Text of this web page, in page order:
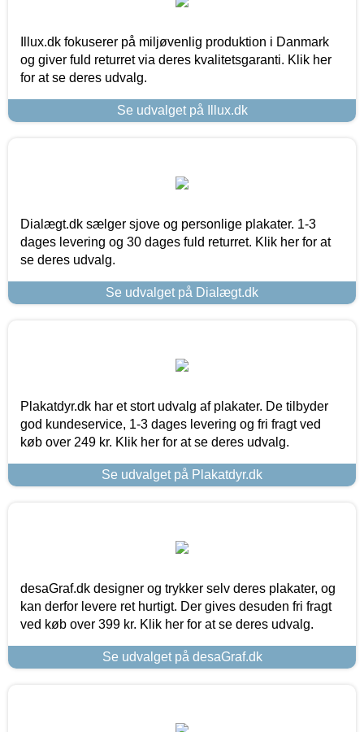
Illux.dk fokuserer på miljøvenlig produktion i Danmark
og giver fuld returret via deres kvalitetsgaranti. Klik her
for at se deres udvalg.
Se udvalget på Illux.dk
Dialægt.dk sælger sjove og personlige plakater. 1-3
dages levering og 30 dages fuld returret. Klik her for at
se deres udvalg.
Se udvalget på Dialægt.dk
Plakatdyr.dk har et stort udvalg af plakater. De tilbyder
god kundeservice, 1-3 dages levering og fri fragt ved
køb over 249 kr. Klik her for at se deres udvalg.
Se udvalget på Plakatdyr.dk
desaGraf.dk designer og trykker selv deres plakater, og
kan derfor levere ret hurtigt. Der gives desuden fri fragt
ved køb over 399 kr. Klik her for at se deres udvalg.
Se udvalget på desaGraf.dk